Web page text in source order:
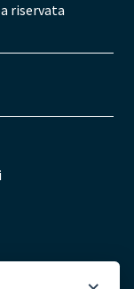
riservata